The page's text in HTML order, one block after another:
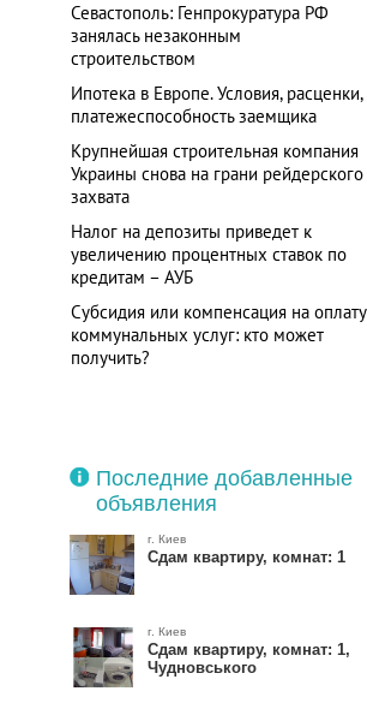
Севастополь: Генпрокуратура РФ
занялась незаконным
строительством
Ипотека в Европе. Условия, расценки,
платежеспособность заемщика
Крупнейшая строительная компания
Украины снова на грани рейдерского
захвата
Налог на депозиты приведет к
увеличению процентных ставок по
кредитам – АУБ
Субсидия или компенсация на оплату
коммунальных услуг: кто может
получить?
Последние добавленные
объявления
г. Киев
Сдам квартиру, комнат: 1
г. Киев
Сдам квартиру, комнат: 1,
Чудновського